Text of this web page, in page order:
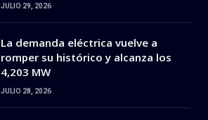
JULIO 29, 2026
La demanda eléctrica vuelve a
romper su histórico y alcanza los
4,203 MW
JULIO 28, 2026